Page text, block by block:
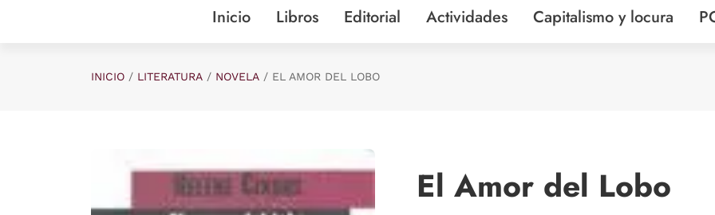
Inicio Libros Editorial Actividades Capitalismo y locura
INICIO LITERATURA NOVELA EL AMOR DEL LOBO
El Amor del Lobo